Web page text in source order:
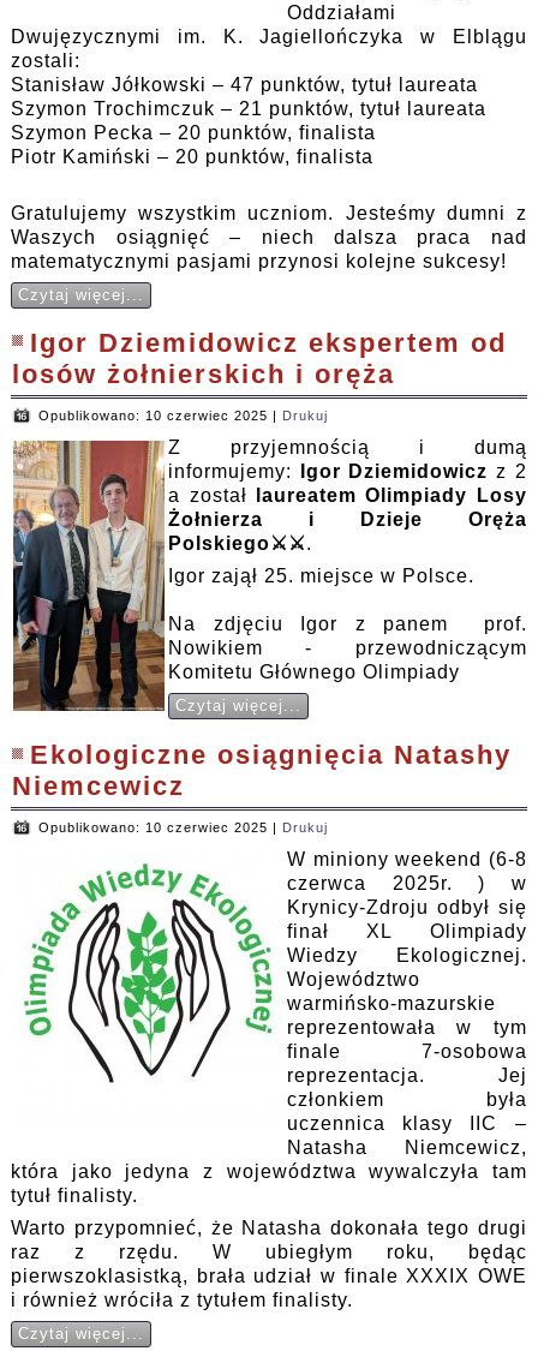
Oddziałami
Dwujęzycznymi im. K. Jagiellończyka w Elblągu
zostali:
Stanisław Jółkowski – 47 punktów, tytuł laureata
Szymon Trochimczuk – 21 punktów, tytuł laureata
Szymon Pecka – 20 punktów, finalista
Piotr Kamiński – 20 punktów, finalista
Gratulujemy wszystkim uczniom. Jesteśmy dumni z
Waszych osiągnięć – niech dalsza praca nad
matematycznymi pasjami przynosi kolejne sukcesy!
Czytaj więcej...
Igor Dziemidowicz ekspertem od
losów żołnierskich i oręża
Opublikowano: 10 czerwiec 2025 | Drukuj
Z przyjemnością i dumą
informujemy:
Igor Dziemidowicz z 2
a został
laureatem Olimpiady Losy
Żołnierza i Dzieje Oręża
Polskiego⚔⚔.
Igor zajął 25. miejsce w Polsce.
Na zdjęciu Igor z panem prof.
Nowikiem - przewodniczącym
Komitetu Głównego Olimpiady
Czytaj więcej...
Ekologiczne osiągnięcia Natashy
Niemcewicz
Opublikowano: 10 czerwiec 2025 | Drukuj
W miniony weekend (6-8
czerwca 2025r. ) w
Krynicy-Zdroju odbył się
finał XL Olimpiady
Wiedzy Ekologicznej.
Województwo
warmińsko-mazurskie
reprezentowała w tym
finale 7-osobowa
reprezentacja. Jej
członkiem była
uczennica klasy IIC –
Natasha Niemcewicz,
która jako jedyna z województwa wywalczyła tam
tytuł finalisty.
Warto przypomnieć, że Natasha dokonała tego drugi
raz z rzędu. W ubiegłym roku, będąc
pierwszoklasistką, brała udział w finale XXXIX OWE
i również wróciła z tytułem finalisty.
Czytaj więcej...